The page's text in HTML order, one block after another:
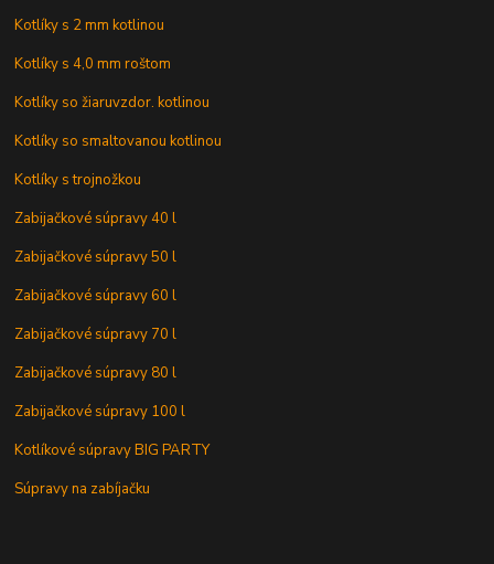
Kotlíky s 2 mm kotlinou
Kotlíky s 4,0 mm roštom
Kotlíky so žiaruvzdor. kotlinou
Kotlíky so smaltovanou kotlinou
Kotlíky s trojnožkou
Zabijačkové súpravy 40 l
Zabijačkové súpravy 50 l
Zabijačkové súpravy 60 l
Zabijačkové súpravy 70 l
Zabijačkové súpravy 80 l
Zabijačkové súpravy 100 l
Kotlíkové súpravy BIG PARTY
Súpravy na zabíjačku